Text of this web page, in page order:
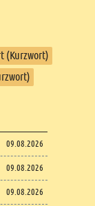
(Kurzwort)
09.08.2026
09.08.2026
09.08.2026